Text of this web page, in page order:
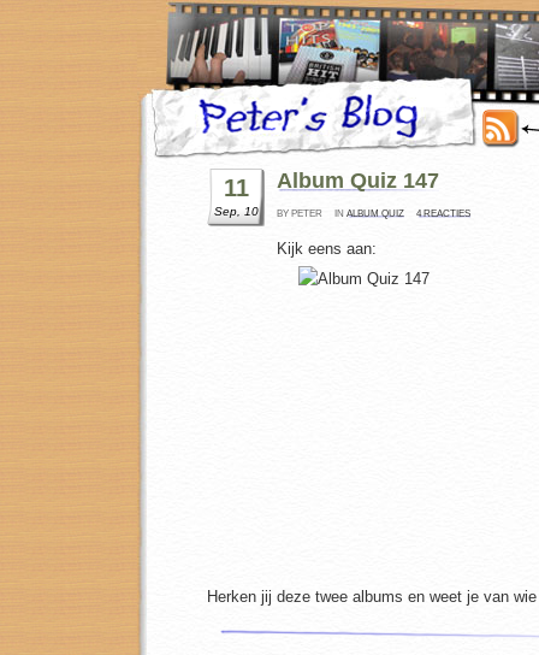
11
Sep, 10
Album Quiz 147
BY PETER IN ALBUM QUIZ 4 REACTIES
Kijk eens aan:
Herken jij deze twee albums en weet je van